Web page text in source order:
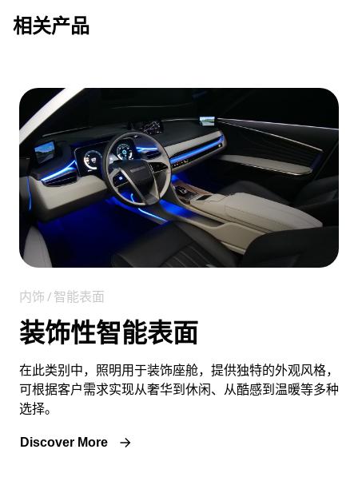
相关产品
内饰 / 智能表面
装饰性智能表面
在此类别中，照明用于装饰座舱，提供独特的外观风格，
可根据客户需求实现从奢华到休闲、从酷感到温暖等多种
选择。
Discover More